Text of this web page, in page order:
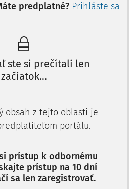
predplatné? Prihláste sa
ste si prečítali len
začiatok...
obsah z tejto oblasti je
portálu.
prístup k odbornému
prístup na 10 dní
sa len zaregistrovať.